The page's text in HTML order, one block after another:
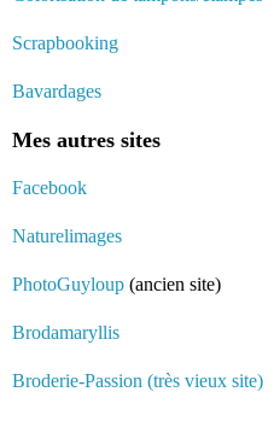
Scrapbooking
Bavardages
Mes autres sites
Facebook
Naturelimages
PhotoGuyloup (ancien site)
Brodamaryllis
Broderie-Passion (très vieux site)